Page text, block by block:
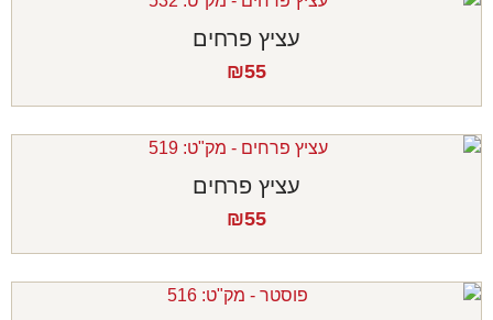
עציץ פרחים
₪55
עציץ פרחים
₪55